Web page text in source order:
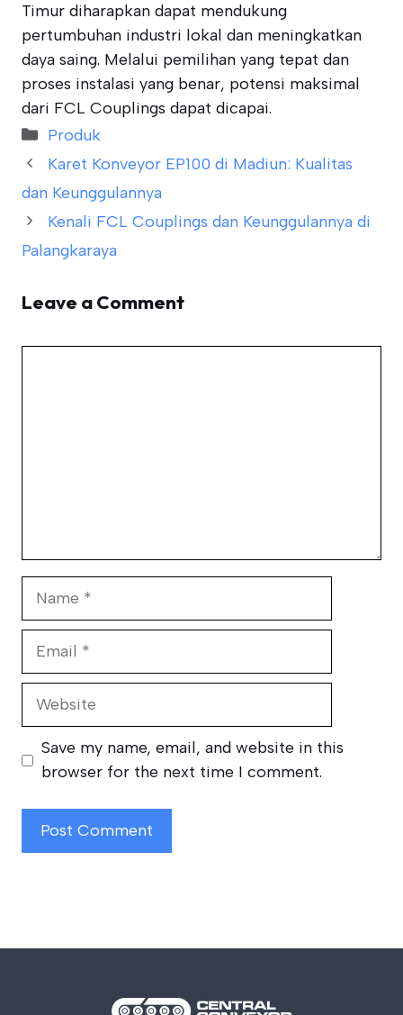
Timur diharapkan dapat mendukung
pertumbuhan industri lokal dan meningkatkan
daya saing. Melalui pemilihan yang tepat dan
proses instalasi yang benar, potensi maksimal
dari FCL Couplings dapat dicapai.
Categories
Produk
Karet Konveyor EP100 di Madiun: Kualitas
dan Keunggulannya
Kenali FCL Couplings dan Keunggulannya di
Palangkaraya
Leave a Comment
Website
Save my name, email, and website in this
browser for the next time I comment.